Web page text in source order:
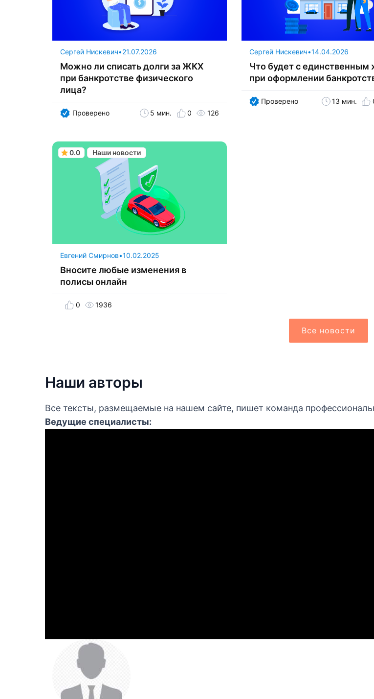
Сергей Нискевич•21.07.2026
Можно ли списать долги за ЖКХ
при банкротстве физического
лица?
Проверено 5 мин. 0 126
Сергей Нискевич•14.04.2026
Что будет с единственным
при оформлении
Проверено 13 мин.
0.0 Наши новости
Евгений Смирнов•10.02.2025
Вносите любые изменения в
полисы онлайн
0 1936
Все новости
Наши авторы
Все тексты, размещаемые на нашем сайте, пишет команда
Ведущие специалисты: